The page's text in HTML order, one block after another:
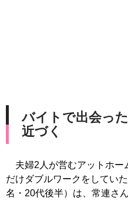
バイトで出会っ
近づく
夫婦2人が営むアットホー
だけダブルワークをしてい
名・20代後半）は、常連さ